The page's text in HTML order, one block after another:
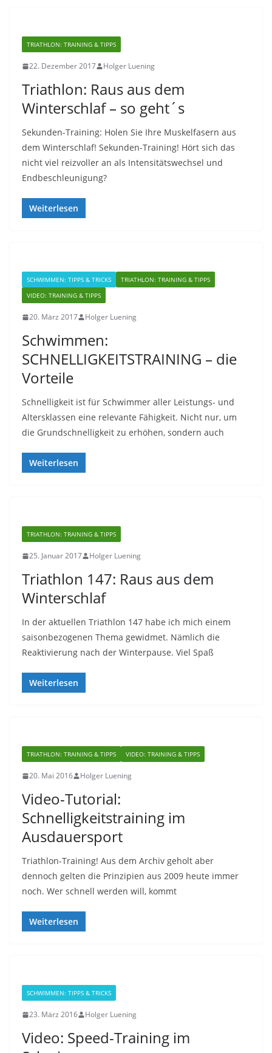
TRIATHLON: TRAINING & TIPPS
22. Dezember 2017 Holger Luening
Triathlon: Raus aus dem
Winterschlaf – so geht´s
Sekunden-Training: Holen Sie Ihre Muskelfasern aus
dem Winterschlaf! Sekunden-Training! Hört sich das
nicht viel reizvoller an als Intensitätswechsel und
Endbeschleunigung?
Weiterlesen
SCHWIMMEN: TIPPS & TRICKS
TRIATHLON: TRAINING & TIPPS
VIDEO: TRAINING & TIPPS
20. März 2017 Holger Luening
Schwimmen:
SCHNELLIGKEITSTRAINING – die
Vorteile
Schnelligkeit ist für Schwimmer aller Leistungs- und
Altersklassen eine relevante Fähigkeit. Nicht nur, um
die Grundschnelligkeit zu erhöhen, sondern auch
Weiterlesen
TRIATHLON: TRAINING & TIPPS
25. Januar 2017 Holger Luening
Triathlon 147: Raus aus dem
Winterschlaf
In der aktuellen Triathlon 147 habe ich mich einem
saisonbezogenen Thema gewidmet. Nämlich die
Reaktivierung nach der Winterpause. Viel Spaß
Weiterlesen
TRIATHLON: TRAINING & TIPPS VIDEO: TRAINING & TIPPS
20. Mai 2016 Holger Luening
Video-Tutorial:
Schnelligkeitstraining im
Ausdauersport
Triathlon-Training! Aus dem Archiv geholt aber
dennoch gelten die Prinzipien aus 2009 heute immer
noch. Wer schnell werden will, kommt
Weiterlesen
SCHWIMMEN: TIPPS & TRICKS
23. März 2016 Holger Luening
Video: Speed-Training im